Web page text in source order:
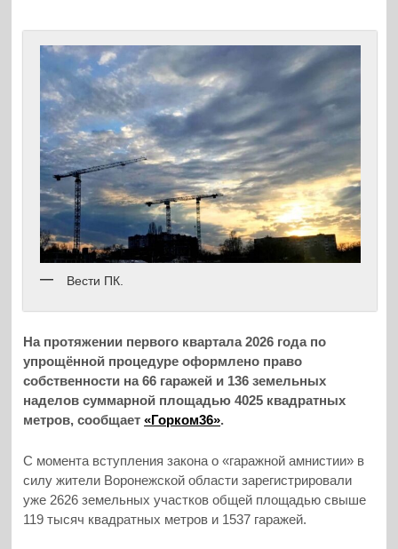
Вести ПК.
На протяжении первого квартала 2026 года по
упрощённой процедуре оформлено право
собственности на 66 гаражей и 136 земельных
наделов суммарной площадью 4025 квадратных
метров, сообщает«Горком36».
С момента вступления закона о «гаражной амнистии» в
силу жители Воронежской области зарегистрировали
уже 2626 земельных участков общей площадью свыше
119 тысяч квадратных метров и 1537 гаражей.